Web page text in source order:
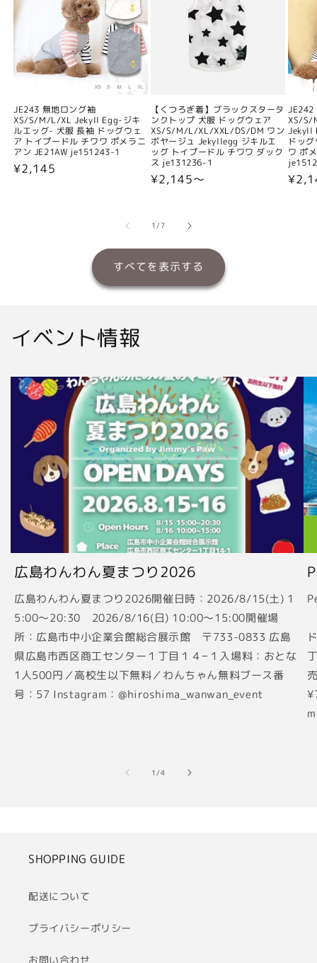
JE243 無地ロング袖
XS/S/M/L/XL Jekyll Egg-ジキ
ルエッグ- 犬服 長袖 ドッグウェ
ア トイプードル チワワ ポメラニ
アン JE21AW je151243-1
通
¥2,145
【くつろぎ着】ブラックスタータ
ンクトップ 犬服 ドッグウェア
XS/S/M/L/XL/XXL/DS/DM ワン
ボヤージュ Jekyllegg ジキルエ
ッグ トイプードル チワワ ダック
ス je131236-1
通
格
¥2,145〜
JE242
XS/S/
Jekyll
ドッ
ワ ポ
通
1/の
7
すべてを表示する
イベント情報
広島わんわん夏まつり2026
広島わんわん夏まつり2026開催日時：2026/8/15(土) 1
5:00〜20:30 2026/8/16(日) 10:00〜15:00開催場
所：広島市中小企業会館総合展示館 〒733-0833 広島
県広島市西区商工センター１丁目１４−１入場料：おとな
1人500円／高校生以下無料／わんちゃん無料ブース番
号：57 Instagram：@hiroshima_wanwan_event
1 /の
4
SHOPPING GUIDE
配送について
プライバシーポリシー
お問い合わせ